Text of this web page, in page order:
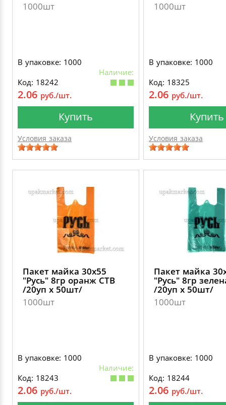
1000шт
В упаковке: 1000
Наличие:
Код: 18242
2.06 руб./шт.
Купить
Условия заказа
1000шт
В упаковке: 1000
Код: 18325
2.06 руб./шт.
Купить
Условия заказа
Пакет майка 30х55
"Русь" 8гр оранж СТВ
/20уп х 50шт/
1000шт
В упаковке: 1000
Наличие:
Код: 18243
2.06 руб./шт.
Пакет майка
"Русь" 8гр
/20уп х 50шт/
1000шт
В упаковке: 1000
Код: 18244
2.06 руб./шт.